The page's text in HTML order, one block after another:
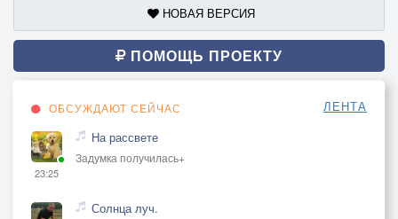
НОВАЯ ВЕРСИЯ
ПОМОЩЬ ПРОЕКТУ
ОБСУЖДАЮТ СЕЙЧАС ЛЕНТА
23:25
На рассвете
Задумка получилась+
Солнца луч.